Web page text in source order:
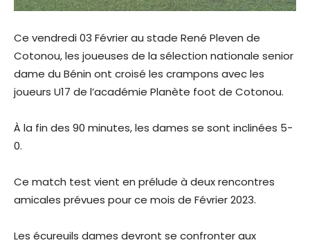
Ce vendredi 03 Février au stade René Pleven de
Cotonou, les joueuses de la sélection nationale senior
dame du Bénin ont croisé les crampons avec les
joueurs U17 de l’académie Planète foot de Cotonou.
À la fin des 90 minutes, les dames se sont inclinées 5-
0.
Ce match test vient en prélude à deux rencontres
amicales prévues pour ce mois de Février 2023.
Les écureuils dames devront se confronter aux